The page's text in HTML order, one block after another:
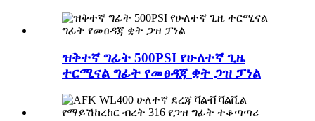
ዝቅተኛ ግፊት 500PSI የሁለተኛ ጊዜ
ተርሚናል ግፊት የመፀዳጃ ቋት ጋዝ ፓነል